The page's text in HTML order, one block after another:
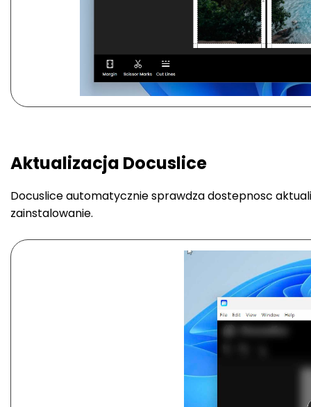
Aktualizacja Docuslice
Docuslice automatycznie sprawdza dostepnosc
zainstalowanie.